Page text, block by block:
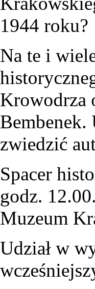
1944 roku?
Na te i
Krowodrza
Bembenek.
zwiedzić
Spacer
godz.
Muzeum
Udział w